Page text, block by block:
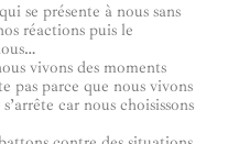
se présente à nous sans
réactions puis le
vivons des moments
pas parce que nous vivons
car nous choisissons